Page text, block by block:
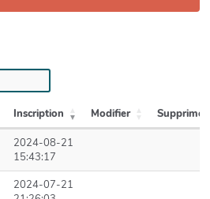
Inscription Modifier Supprimer
2024-08-21
15:43:17
2024-07-21